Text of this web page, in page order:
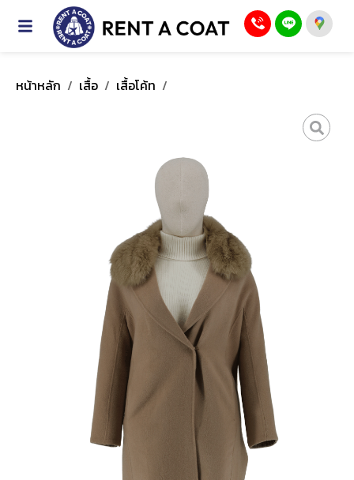
หน้าหลัก / เสื้อ / เสื้อโค้ท /